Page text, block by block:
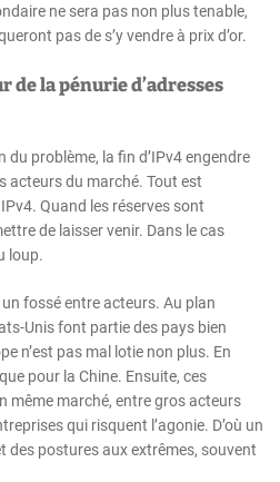
ne sera pas non plus tenable,
pas de s’y vendre à prix d’or.
de la pénurie d’adresses
problème, la fin d’IPv4 engendre
acteurs du marché. Tout est
Quand les réserves sont
de laisser venir. Dans le cas
loup.
fossé entre acteurs. Au plan
Unis font partie des pays bien
n’est pas mal lotie non plus. En
pour la Chine. Ensuite, ces
même marché, entre gros acteurs
qui risquent l’agonie. D’où un
des postures aux extrêmes, souvent